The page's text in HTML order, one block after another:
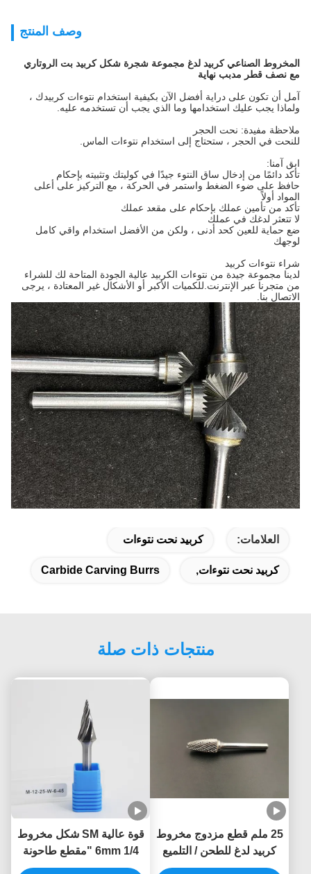
وصف المنتج
المخروط الصناعي كربيد لدغ مجموعة شجرة شكل كربيد بت الروتاري
مع نصف قطر مدبب نهاية
آمل أن تكون على دراية أفضل الآن بكيفية استخدام نتوءات كربيدك ،
ولماذا يجب عليك استخدامها وما الذي يجب أن تستخدمه عليه.
ملاحظة مفيدة: نحت الحجر
للنحت في الحجر ، ستحتاج إلى استخدام نتوءات الماس.
ابق آمنا:
تأكد دائمًا من إدخال ساق النتوء جيدًا في كوليتك وتثبيته بإحكام
حافظ على ضوء الضغط واستمر في الحركة ، مع التركيز على أعلى
المواد أولاً
تأكد من تأمين عملك بإحكام على مقعد عملك
لا تتعثر لدغك في عملك
ضع حماية للعين كحد أدنى ، ولكن من الأفضل استخدام واقي كامل
لوجهك
شراء نتوءات كربيد
لدينا مجموعة جيدة من نتوءات الكربيد عالية الجودة المتاحة لك للشراء
من متجرنا عبر الإنترنت.للكميات الأكبر أو الأشكال غير المعتادة ، يرجى
الاتصال بنا.
العلامات: كربيد نحت نتوءات
كربيد نحت نتوءات, Carbide Carving Burrs
منتجات ذات صلة
25 ملم قطع مزدوج مخروط
كربيد لدغ للطحن / التلميع
قوة عالية SM شكل مخروط
6mm 1/4 "مقطع طاحونة
الصقور حفرة الدوارة سرعة